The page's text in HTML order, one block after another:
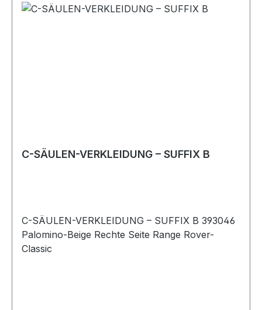
C-SÄULEN-VERKLEIDUNG – SUFFIX B
C-SÄULEN-VERKLEIDUNG – SUFFIX B 393046
Palomino-Beige Rechte Seite Range Rover-
Classic